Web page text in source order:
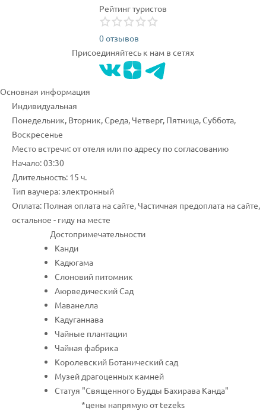
Рейтинг туристов
0 отзывов
Присоединяйтесь к нам в сетях
Основная информация
Индивидуальная
Понедельник, Вторник, Среда, Четверг, Пятница, Суббота,
Воскресенье
Место встречи: от отеля или по адресу по согласованию
Начало: 03:30
Длительность: 15 ч.
Тип ваучера: электронный
Оплата: Полная оплата на сайте, Частичная предоплата на сайте,
остальное - гиду на месте
Достопримечательности
Канди
Кадюгама
Слоновий питомник
Аюрведический Сад
Маванелла
Кадуганнава
Чайные плантации
Чайная фабрика
Королевский Ботанический сад
Музей драгоценных камней
Статуя "Священного Будды Бахирава Канда"
*цены напрямую от tezeks